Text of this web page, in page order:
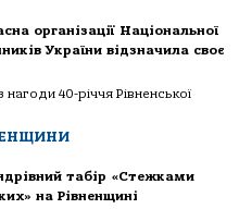
організації Національної
України відзначила своє
нагоди 40-річчя Рівненської
табір «Стежками
на Рівненщині